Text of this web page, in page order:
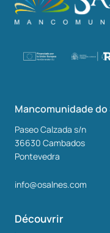
Mancomunidade do
Paseo Calzada s/n
36630 Cambados
Pontevedra
info@osalnes.com
Découvrir